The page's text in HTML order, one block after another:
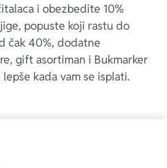
i obezbedite 10%
popuste koji rastu do
čak 40%, dodatne
gift asortiman i Bukmarker
kada vam se isplati.